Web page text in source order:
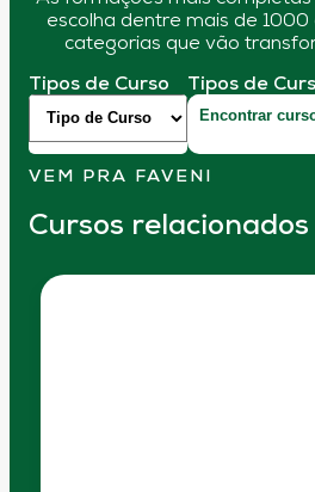
escolha dentre mais de 1000
categorias que vão
Tipos de Curso Tipos de
VEM PRA FAVENI
Cursos relacionados